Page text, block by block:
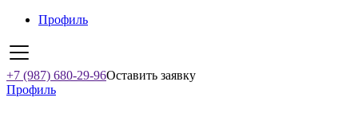
Профиль
+7 (987) 680-29-96Оставить заявку
Профиль